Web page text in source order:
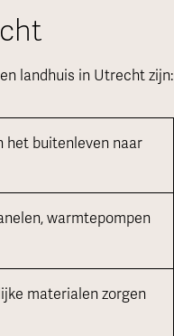
landhuis in Utrecht zijn:
het buitenleven naar
warmtepompen
materialen zorgen